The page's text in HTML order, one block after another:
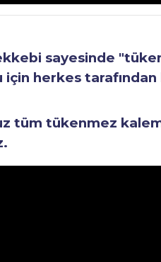
sayesinde
için herkes
tüm tükenmez